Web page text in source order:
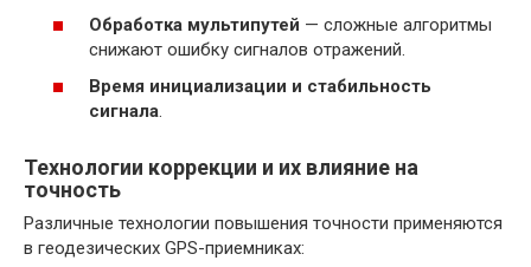
Обработка мультипутей — сложные алгоритмы
снижают ошибку сигналов отражений.
Время инициализации и стабильность
сигнала.
Технологии коррекции и их влияние на
точность
Различные технологии повышения точности применяются
в геодезических GPS-приемниках: